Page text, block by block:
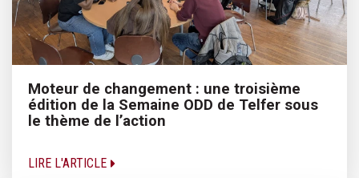
Moteur de changement : une troisième
édition de la Semaine ODD de Telfer sous
le thème de l’action
LIRE L'ARTICLE